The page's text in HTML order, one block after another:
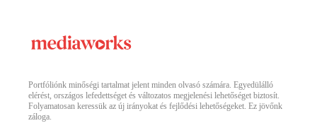
Portfóliónk minőségi tartalmat jelent minden olvasó számára. Egyedülálló
elérést, országos lefedettséget és változatos megjelenési lehetőséget biztosít.
Folyamatosan keressük az új irányokat és fejlődési lehetőségeket. Ez jövőnk
záloga.